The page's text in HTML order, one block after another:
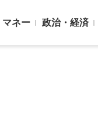
マネー 政治・経済